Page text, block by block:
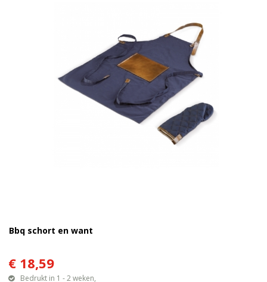
Bbq schort en want
€ 18,59
Bedrukt in 1 - 2 weken,